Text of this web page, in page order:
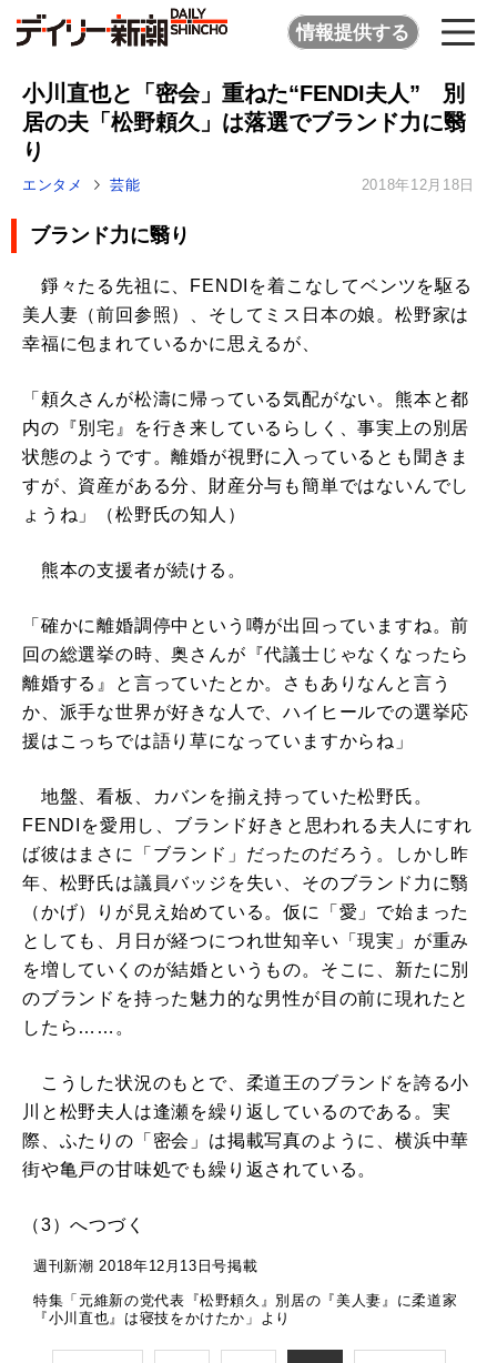
情報提供する
小川直也と「密会」重ねた“FENDI夫人” 別
居の夫「松野頼久」は落選でブランド力に翳
り
エンタメ 芸能 2018年12月18日
ブランド力に翳り
錚々たる先祖に、FENDIを着こなしてベンツを駆る
美人妻（前回参照）、そしてミス日本の娘。松野家は
幸福に包まれているかに思えるが、
「頼久さんが松濤に帰っている気配がない。熊本と都
内の『別宅』を行き来しているらしく、事実上の別居
状態のようです。離婚が視野に入っているとも聞きま
すが、資産がある分、財産分与も簡単ではないんでし
ょうね」（松野氏の知人）
熊本の支援者が続ける。
「確かに離婚調停中という噂が出回っていますね。前
回の総選挙の時、奥さんが『代議士じゃなくなったら
離婚する』と言っていたとか。さもありなんと言う
か、派手な世界が好きな人で、ハイヒールでの選挙応
援はこっちでは語り草になっていますからね」
地盤、看板、カバンを揃え持っていた松野氏。
FENDIを愛用し、ブランド好きと思われる夫人にすれ
ば彼はまさに「ブランド」だったのだろう。しかし昨
年、松野氏は議員バッジを失い、そのブランド力に翳
（かげ）りが見え始めている。仮に「愛」で始まった
としても、月日が経つにつれ世知辛い「現実」が重み
を増していくのが結婚というもの。そこに、新たに別
のブランドを持った魅力的な男性が目の前に現れたと
したら……。
こうした状況のもとで、柔道王のブランドを誇る小
川と松野夫人は逢瀬を繰り返しているのである。実
際、ふたりの「密会」は掲載写真のように、横浜中華
街や亀戸の甘味処でも繰り返されている。
（3）へつづく
週刊新潮 2018年12月13日号掲載
特集「元維新の党代表『松野頼久』別居の『美人妻』に柔道家
『小川直也』は寝技をかけたか」より